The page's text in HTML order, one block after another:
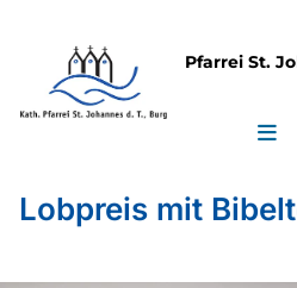
Pfarrei St.
Lobpreis mit